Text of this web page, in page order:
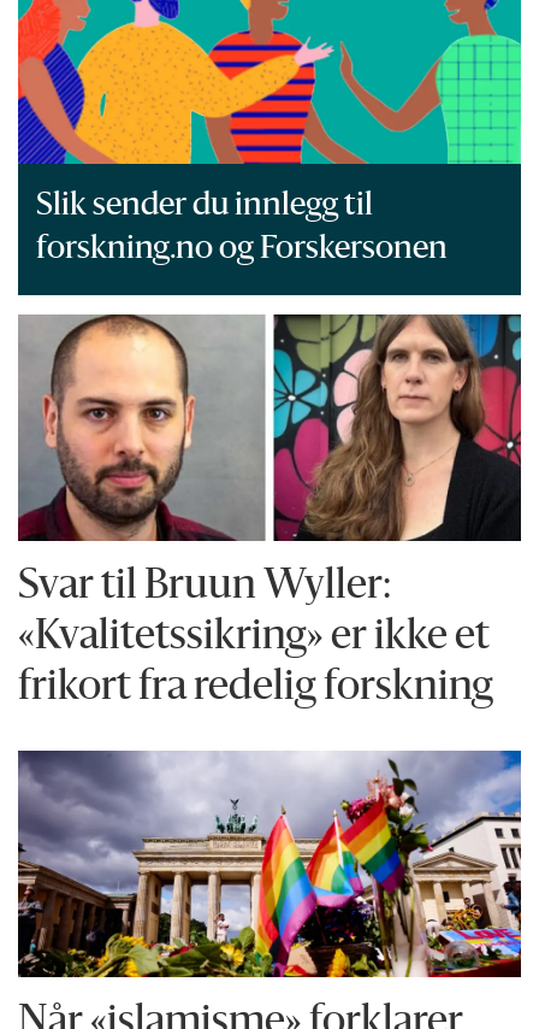
Slik sender du innlegg til
forskning.no og Forskersonen
Svar til Bruun Wyller:
«Kvalitetssikring» er ikke et
frikort fra redelig forskning